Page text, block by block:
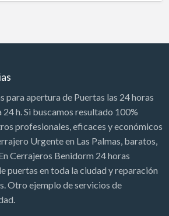
para apertura de Puertas las 24 horas
h. Si buscamos resultado 100%
profesionales, eficaces y económicos
Urgente en Las Palmas, baratos,
Cerrajeros Benidorm 24 horas
puertas en toda la ciudad y reparación
Otro ejemplo de servicios de